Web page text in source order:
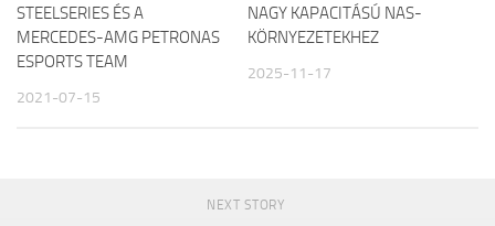
STEELSERIES ÉS A
MERCEDES-AMG PETRONAS
ESPORTS TEAM
2021-07-15
NAGY KAPACITÁSÚ NAS-
KÖRNYEZETEKHEZ
2025-11-17
NEXT STORY